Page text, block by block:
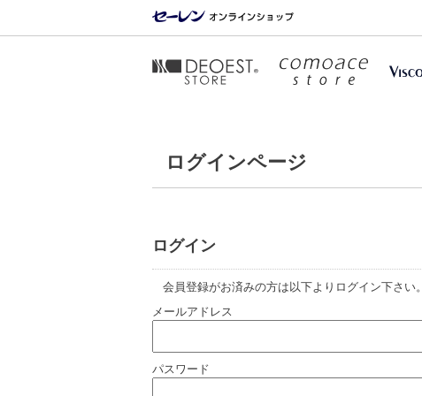
ログインページ
ログイン
会員登録がお済みの方は以下よりログイン下さい。
メールアドレス
パスワード